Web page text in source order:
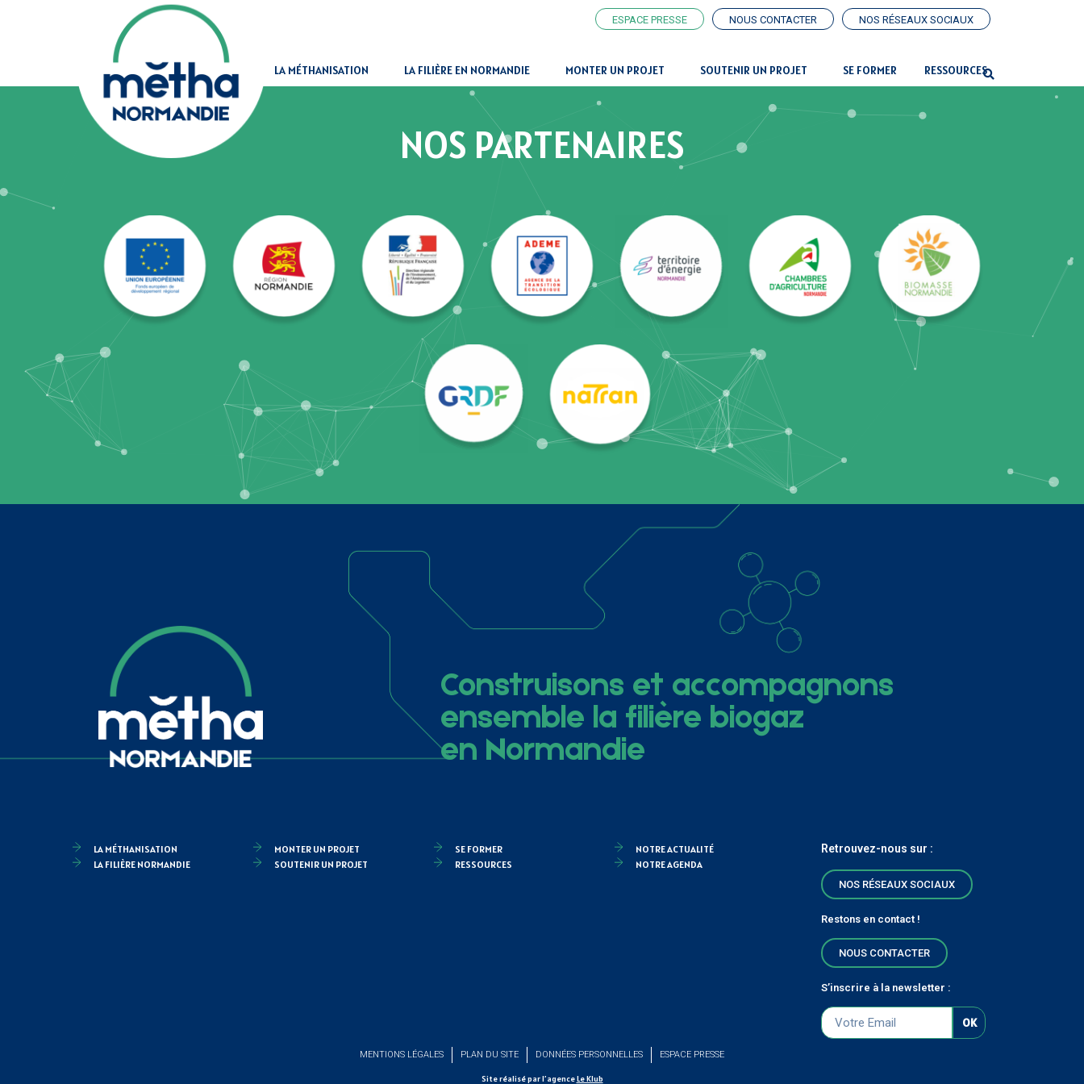
ESPACE PRESSE NOUS CONTACTER NOS RÉSEAUX SOCIAUX
LA MÉTHANISATION LA FILIÈRE EN NORMANDIE MONTER UN PROJET SOUTENIR UN PROJET SE FORMER RESSOURCES
NOS PARTENAIRES
Construisons et accompagnons
ensemble la filière biogaz
en Normandie
LA MÉTHANISATION
LA FILIÈRE NORMANDIE
MONTER UN PROJET
SOUTENIR UN PROJET
SE FORMER
RESSOURCES
NOTRE ACTUALITÉ
NOTRE AGENDA
Retrouvez-nous sur :
NOS RÉSEAUX SOCIAUX
Restons en contact !
NOUS CONTACTER
S’inscrire à la newsletter :
OK
MENTIONS LÉGALES PLAN DU SITE DONNÉES PERSONNELLES ESPACE PRESSE
Site réalisé par l’agenceLe Klub
Panneau de gestion des cookies